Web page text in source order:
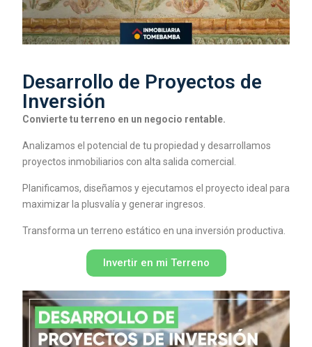
Desarrollo de Proyectos de
Inversión
Convierte tu terreno en un negocio rentable.
Analizamos el potencial de tu propiedad y desarrollamos
proyectos inmobiliarios con alta salida comercial.
Planificamos, diseñamos y ejecutamos el proyecto ideal para
maximizar la plusvalía y generar ingresos.
Transforma un terreno estático en una inversión productiva.
Invertir en mi Terreno